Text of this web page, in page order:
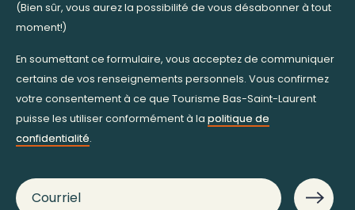
(Bien sûr, vous aurez la possibilité de vous désabonner à tout
moment!)
En soumettant ce formulaire, vous acceptez de communiquer
certains de vos renseignements personnels. Vous confirmez
votre consentement à ce que Tourisme Bas-Saint-Laurent
puisse les utiliser conformément à la politique de
confidentialité.